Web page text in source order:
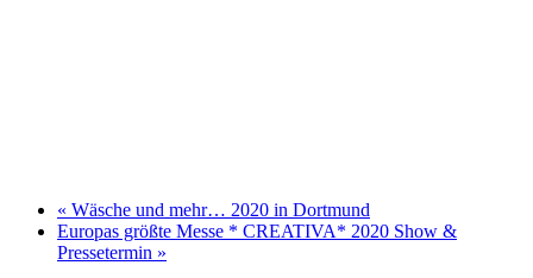
« Wäsche und mehr… 2020 in Dortmund
Europas größte Messe * CREATIVA* 2020 Show &
Pressetermin »